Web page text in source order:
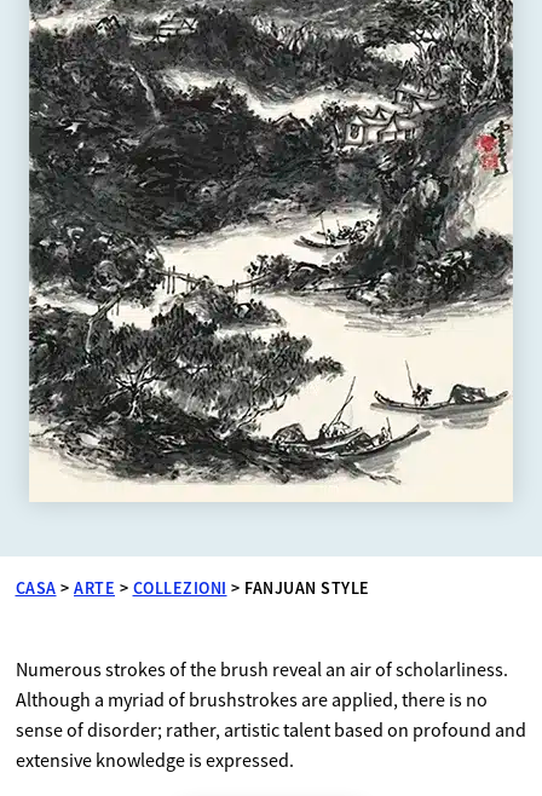
CASA > ARTE > COLLEZIONI > FANJUAN STYLE
Numerous strokes of the brush reveal an air of scholarliness.
Although a myriad of brushstrokes are applied, there is no
sense of disorder; rather, artistic talent based on profound and
extensive knowledge is expressed.